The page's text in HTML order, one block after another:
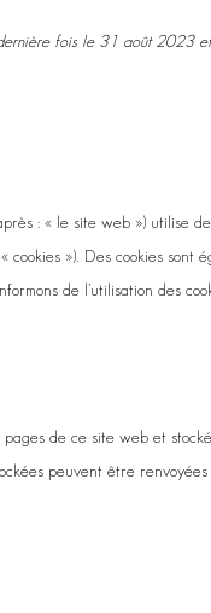
fois le 31 août 2023 et
: « le site web ») utilise
»). Des cookies sont
de l’utilisation des
pages de ce site web et
peuvent être